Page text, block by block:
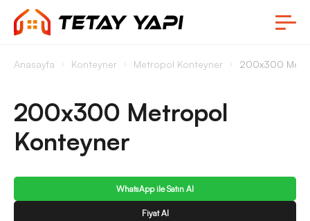
Anasayfa Konteyner Metropol Konteyner 200x300
200x300 Metropol
Konteyner
WhatsApp ile Satın Al
Fiyat Al